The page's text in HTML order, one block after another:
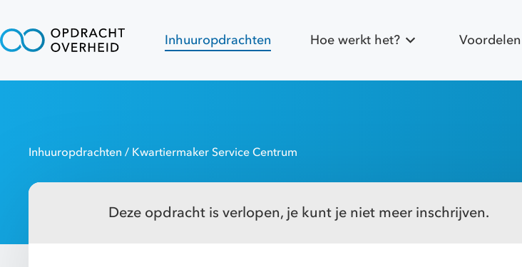
Inhuuropdrachten Hoe werkt het? Voordelen
Inhuuropdrachten / Kwartiermaker Service Centrum
Deze opdracht is verlopen, je kunt je niet meer inschrijven.